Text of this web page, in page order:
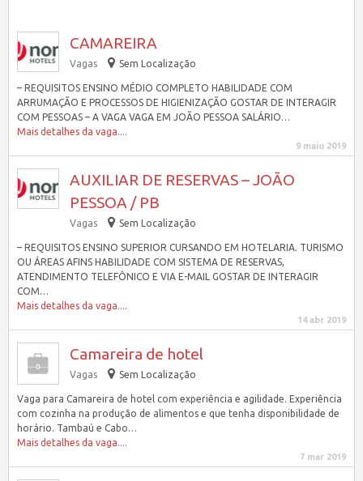
CAMAREIRA
Vagas Sem Localização
– REQUISITOS ENSINO MÉDIO COMPLETO HABILIDADE COM
ARRUMAÇÃO E PROCESSOS DE HIGIENIZAÇÃO GOSTAR DE INTERAGIR
COM PESSOAS – A VAGA VAGA EM JOÃO PESSOA SALÁRIO…
Mais detalhes da vaga....
9 maio 2019
AUXILIAR DE RESERVAS – JOÃO
PESSOA / PB
Vagas Sem Localização
– REQUISITOS ENSINO SUPERIOR CURSANDO EM HOTELARIA. TURISMO
OU ÁREAS AFINS HABILIDADE COM SISTEMA DE RESERVAS,
ATENDIMENTO TELEFÔNICO E VIA E-MAIL GOSTAR DE INTERAGIR
COM…
Mais detalhes da vaga....
14 abr 2019
Camareira de hotel
Vagas Sem Localização
Vaga para Camareira de hotel com experiência e agilidade. Experiência
com cozinha na produção de alimentos e que tenha disponibilidade de
horário. Tambaú e Cabo…
Mais detalhes da vaga....
7 mar 2019